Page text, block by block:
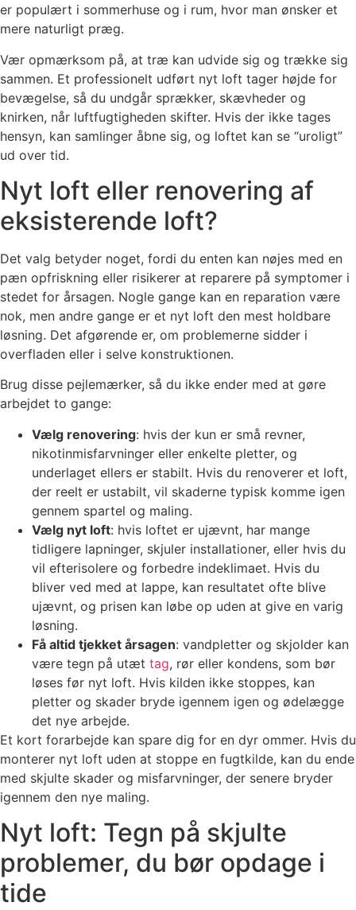
er populært i sommerhuse og i rum, hvor man ønsker et
mere naturligt præg.
Vær opmærksom på, at træ kan udvide sig og trække sig
sammen. Et professionelt udført nyt loft tager højde for
bevægelse, så du undgår sprækker, skævheder og
knirken, når luftfugtigheden skifter. Hvis der ikke tages
hensyn, kan samlinger åbne sig, og loftet kan se “uroligt”
ud over tid.
Nyt loft eller renovering af
eksisterende loft?
Det valg betyder noget, fordi du enten kan nøjes med en
pæn opfriskning eller risikerer at reparere på symptomer i
stedet for årsagen. Nogle gange kan en reparation være
nok, men andre gange er et nyt loft den mest holdbare
løsning. Det afgørende er, om problemerne sidder i
overfladen eller i selve konstruktionen.
Brug disse pejlemærker, så du ikke ender med at gøre
arbejdet to gange:
Vælg renovering: hvis der kun er små revner,
nikotinmisfarvninger eller enkelte pletter, og
underlaget ellers er stabilt. Hvis du renoverer et loft,
der reelt er ustabilt, vil skaderne typisk komme igen
gennem spartel og maling.
Vælg nyt loft: hvis loftet er ujævnt, har mange
tidligere lapninger, skjuler installationer, eller hvis du
vil efterisolere og forbedre indeklimaet. Hvis du
bliver ved med at lappe, kan resultatet ofte blive
ujævnt, og prisen kan løbe op uden at give en varig
løsning.
Få altid tjekket årsagen: vandpletter og skjolder kan
være tegn på utæt tag, rør eller kondens, som bør
løses før nyt loft. Hvis kilden ikke stoppes, kan
pletter og skader bryde igennem igen og ødelægge
det nye arbejde.
Et kort forarbejde kan spare dig for en dyr ommer. Hvis du
monterer nyt loft uden at stoppe en fugtkilde, kan du ende
med skjulte skader og misfarvninger, der senere bryder
igennem den nye maling.
Nyt loft: Tegn på skjulte
problemer, du bør opdage i
tide